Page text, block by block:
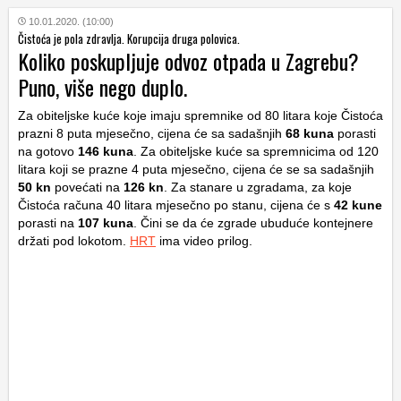
10.01.2020. (10:00)
Čistoća je pola zdravlja. Korupcija druga polovica.
Koliko poskupljuje odvoz otpada u Zagrebu?
Puno, više nego duplo.
Za obiteljske kuće koje imaju spremnike od 80 litara koje Čistoća
prazni 8 puta mjesečno, cijena će sa sadašnjih 68 kuna porasti
na gotovo 146 kuna . Za obiteljske kuće sa spremnicima od 120
litara koji se prazne 4 puta mjesečno, cijena će se sa sadašnjih
50 kn povećati na 126 kn . Za stanare u zgradama, za koje
Čistoća računa 40 litara mjesečno po stanu, cijena će s 42 kune
porasti na 107 kuna . Čini se da će zgrade ubuduće kontejnere
držati pod lokotom. HRT ima video prilog.